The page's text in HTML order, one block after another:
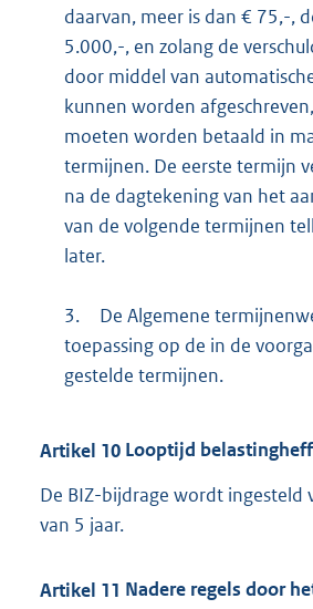
daarvan, meer is dan € 75,-,
5.000,-, en zolang de
door middel van
kunnen worden
moeten worden betaald in
termijnen. De eerste termijn
na de dagtekening van het
van de volgende termijnen
later.
3.
De Algemene
toepassing op de in de
gestelde termijnen.
Artikel 10 Looptijd
De BIZ-bijdrage wordt ingesteld
van 5 jaar.
Artikel 11 Nadere regels door